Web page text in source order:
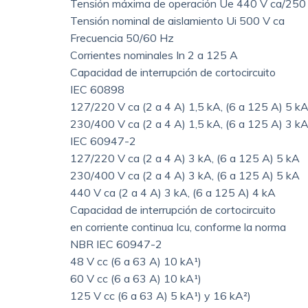
Tensión máxima de operación Ue 440 V ca/250
Tensión nominal de aislamiento Ui 500 V ca
Frecuencia 50/60 Hz
Corrientes nominales In 2 a 125 A
Capacidad de interrupción de cortocircuito
IEC 60898
127/220 V ca (2 a 4 A) 1,5 kA, (6 a 125 A) 5 kA
230/400 V ca (2 a 4 A) 1,5 kA, (6 a 125 A) 3 kA
IEC 60947-2
127/220 V ca (2 a 4 A) 3 kA, (6 a 125 A) 5 kA
230/400 V ca (2 a 4 A) 3 kA, (6 a 125 A) 5 kA
440 V ca (2 a 4 A) 3 kA, (6 a 125 A) 4 kA
Capacidad de interrupción de cortocircuito
en corriente continua Icu, conforme la norma
NBR IEC 60947-2
48 V cc (6 a 63 A) 10 kA¹)
60 V cc (6 a 63 A) 10 kA¹)
125 V cc (6 a 63 A) 5 kA¹) y 16 kA²)